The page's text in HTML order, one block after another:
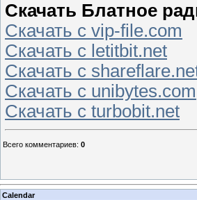
Скачать Блатное
Скачать с vip-file.com
Скачать с letitbit.net
Скачать с
Скачать с unibytes.com
Скачать с turbobit.net
Всего комментариев: 0
Calendar